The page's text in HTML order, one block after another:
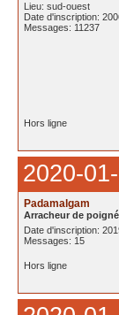
Lieu: sud-ouest
Date d'inscription:
Messages: 11237
Hors ligne
2020-
Padamalgam
Arracheur de
Date d'inscription:
Messages: 15
Hors ligne